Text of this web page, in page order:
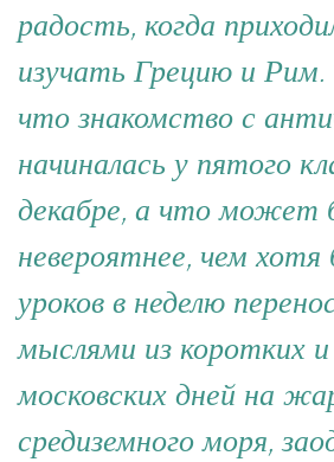
радость, когда
изучать Грецию и Рим.
что знакомство с
начиналась у пятого
декабре, а что может
невероятнее, чем
уроков в неделю
мыслями из коротких
московских дней на
средиземного моря,